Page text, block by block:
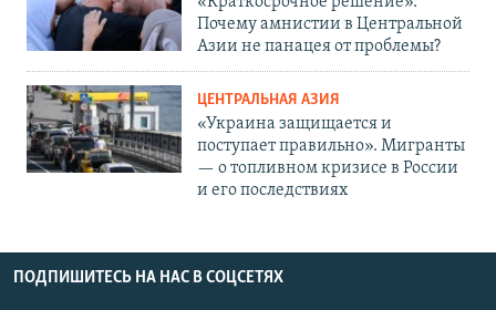
Почему амнистии в Центральной
Азии не панацея от проблемы?
ЦЕНТРАЛЬНАЯ АЗИЯ
«Украина защищается и
поступает правильно». Мигранты
— о топливном кризисе в России
и его последствиях
ПОДПИШИТЕСЬ НА НАС В СОЦСЕТЯХ